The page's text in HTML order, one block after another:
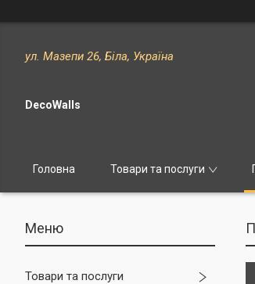
ул. Мазепи 26, Біла, Україна
DecoWalls
Головна Товари та послуги
Товари та послуги